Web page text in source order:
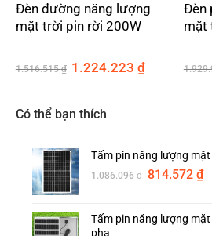
Đèn đường năng lượng
mặt trời pin rời 200W
1.516.515₫ Giá
gốc
1.224.223₫Giá
Đèn
mặt
Có thể bạn thích
Tấm pin năng lượng
1.086.096₫ Giá
1.086.096
814.572₫
Tấm pin năng lượng
pha